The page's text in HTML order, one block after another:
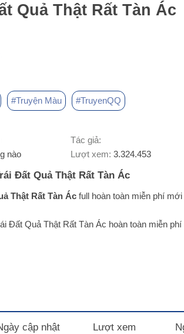
Quả Thật Rất Tàn Ác
#Truyện Màu #TruyenQQ
Tác giả:
nào Lượt xem: 3.324.453
Đất Quả Thật Rất Tàn Ác
Thật Rất Tàn Ác full hoàn toàn miễn phí mới
Đất Quả Thật Rất Tàn Ác hoàn toàn miễn phí
cập nhật Lượt xem